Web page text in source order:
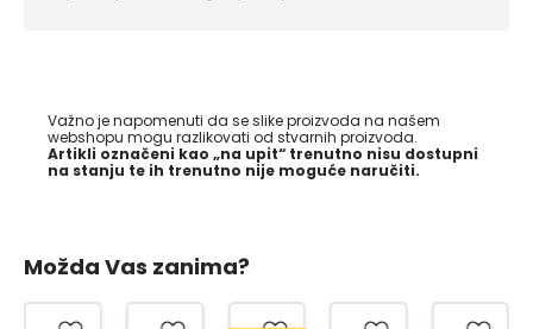
Važno je napomenuti da se slike proizvoda na našem
webshopu mogu razlikovati od stvarnih proizvoda.
Artikli označeni kao „na upit“ trenutno nisu dostupni
na stanju te ih trenutno nije moguće naručiti.
Možda Vas zanima?